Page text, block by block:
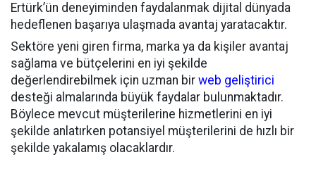
Ertürk’ün deneyiminden faydalanmak dijital dünyada
hedeflenen başarıya ulaşmada avantaj yaratacaktır.
Sektöre yeni giren firma, marka ya da kişiler avantaj
sağlama ve bütçelerini en iyi şekilde
değerlendirebilmek için uzman bir web geliştirici
desteği almalarında büyük faydalar bulunmaktadır.
Böylece mevcut müşterilerine hizmetlerini en iyi
şekilde anlatırken potansiyel müşterilerini de hızlı bir
şekilde yakalamış olacaklardır.